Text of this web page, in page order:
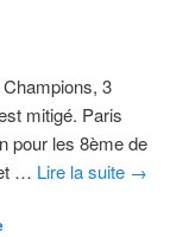
3
mitigé. Paris
pour les 8ème de
… Lire la suite →